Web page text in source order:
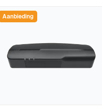
Aanbieding